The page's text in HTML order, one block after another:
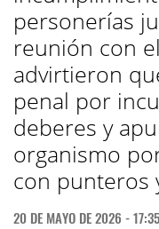
personerías
reunión con
advirtieron
penal por
deberes y
organismo
con punteros
20 DE MAYO DE 2026 - 17:35